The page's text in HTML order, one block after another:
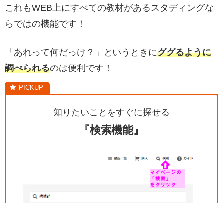
これもWEB上にすべての教材があるスタディングな
らではの機能です！
「あれって何だっけ？」というときにググるように
調べられるのは便利です！
知りたいことをすぐに探せる
『検索機能』